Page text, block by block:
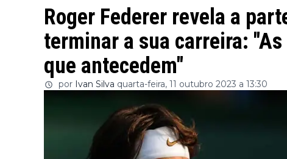
Roger Federer revela a
terminar a sua carreira:
que antecedem"
por Ivan Silva quarta-feira, 11 outubro 2023 a 13:30